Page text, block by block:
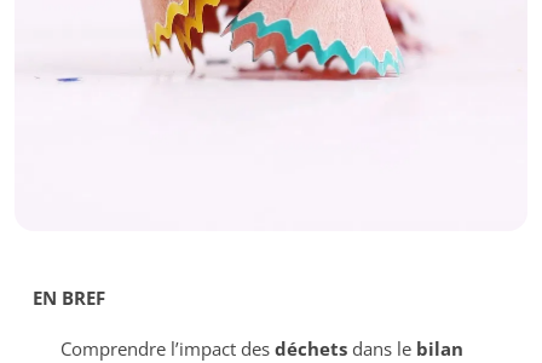
EN BREF
Comprendre l’impact des déchetsdans le bilan